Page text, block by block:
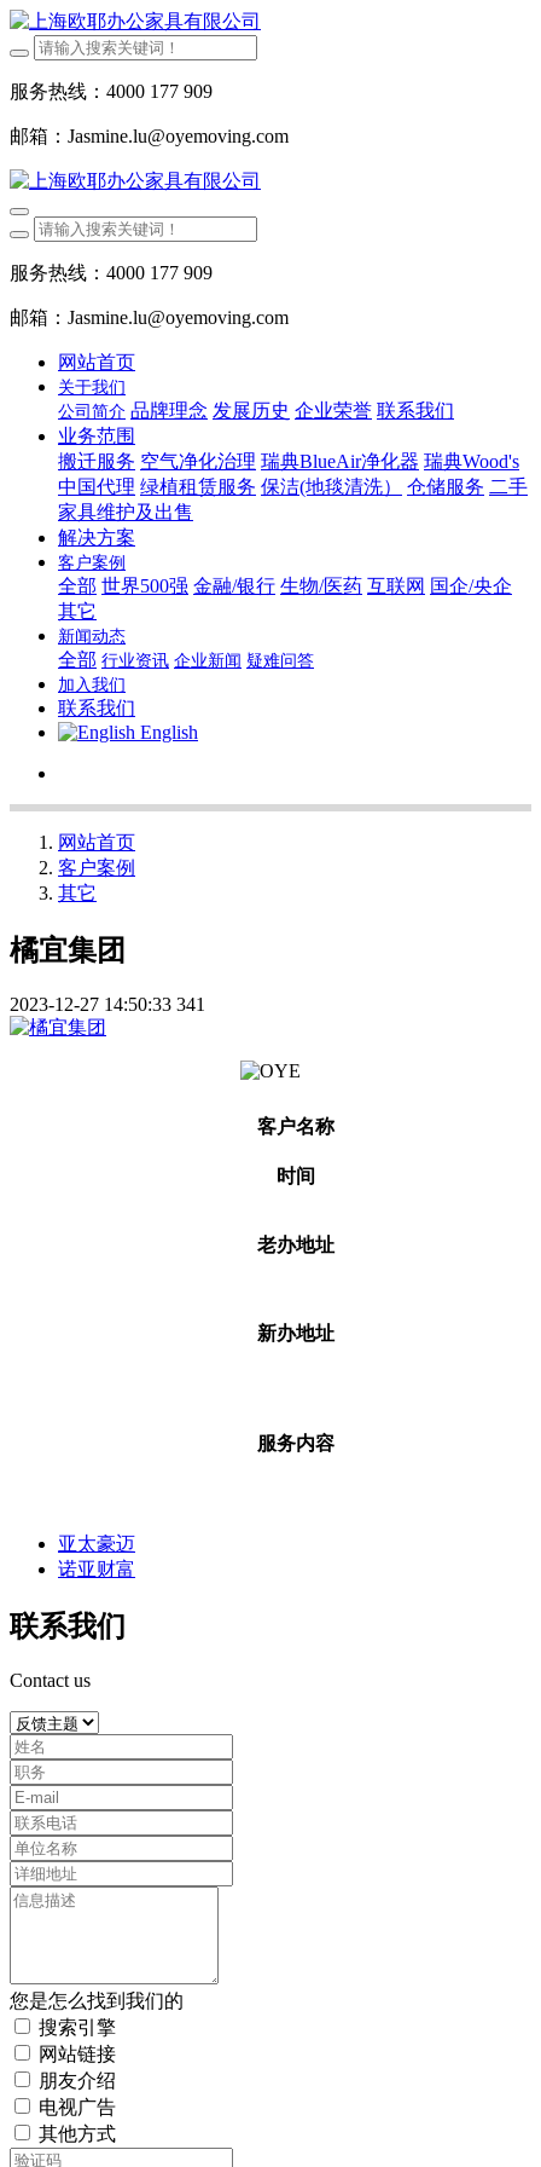
服务热线：4000 177 909
邮箱：Jasmine.lu@oyemoving.com
服务热线：4000 177 909
邮箱：Jasmine.lu@oyemoving.com
网站首页
关于我们
公司简介 品牌理念 发展历史 企业荣誉 联系我们
业务范围
搬迁服务 空气净化治理 瑞典BlueAir净化器 瑞典Wood's
中国代理 绿植租赁服务 保洁(地毯清洗） 仓储服务 二手
家具维护及出售
解决方案
客户案例
全部 世界500强 金融/银行 生物/医药 互联网 国企/央企
其它
新闻动态
全部 行业资讯 企业新闻 疑难问答
加入我们
联系我们
English
网站首页
客户案例
其它
橘宜集团
2023-12-27 14:50:33 341
客户名称
时间
老办地址
新办地址
服务内容
亚太豪迈
诺亚财富
联系我们
Contact us
您是怎么找到我们的
搜索引擎
网站链接
朋友介绍
电视广告
其他方式